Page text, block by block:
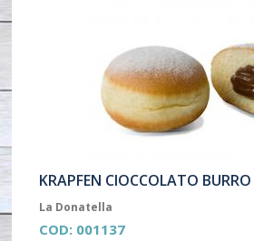
KRAPFEN CIOCCOLATO BURRO
La Donatella
COD: 001137